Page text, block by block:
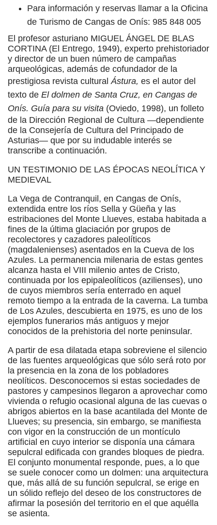
Para información y reservas llamar a la Oficina
de Turismo de Cangas de Onís: 985 848 005
El profesor asturiano MIGUEL ÁNGEL DE BLAS
CORTINA (El Entrego, 1949), experto prehistoriador
y director de un buen número de campañas
arqueológicas, además de cofundador de la
prestigiosa revista cultural Ástura, es el autor del
texto de El dolmen de Santa Cruz, en Cangas de
Onís. Guía para su visita (Oviedo, 1998), un folleto
de la Dirección Regional de Cultura —dependiente
de la Consejería de Cultura del Principado de
Asturias— que por su indudable interés se
transcribe a continuación.
UN TESTIMONIO DE LAS ÉPOCAS NEOLÍTICA Y
MEDIEVAL
La Vega de Contranquil, en Cangas de Onís,
extendida entre los ríos Sella y Güeña y las
estribaciones del Monte Llueves, estaba habitada a
fines de la última glaciación por grupos de
recolectores y cazadores paleolíticos
(magdalenienses) asentados en la Cueva de los
Azules. La permanencia milenaria de estas gentes
alcanza hasta el VIII milenio antes de Cristo,
continuada por los epipaleolíticos (azilienses), uno
de cuyos miembros sería enterrado en aquel
remoto tiempo a la entrada de la caverna. La tumba
de Los Azules, descubierta en 1975, es uno de los
ejemplos funerarios más antiguos y mejor
conocidos de la prehistoria del norte peninsular.
A partir de esa dilatada etapa sobreviene el silencio
de las fuentes arqueológicas que sólo será roto por
la presencia en la zona de los pobladores
neolíticos. Desconocemos si estas sociedades de
pastores y campesinos llegaron a aprovechar como
vivienda o refugio ocasional alguna de las cuevas o
abrigos abiertos en la base acantilada del Monte de
Llueves; su presencia, sin embargo, se manifiesta
con vigor en la construcción de un montículo
artificial en cuyo interior se disponía una cámara
sepulcral edificada con grandes bloques de piedra.
El conjunto monumental responde, pues, a lo que
se suele conocer como un dolmen: una arquitectura
que, más allá de su función sepulcral, se erige en
un sólido reflejo del deseo de los constructores de
afirmar la posesión del territorio en el que aquélla
se asienta.